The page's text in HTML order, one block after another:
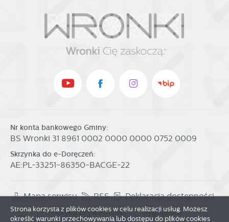
Nr konta bankowego Gminy:
BS Wronki 31 8961 0002 0000 0000 0752 0009
Skrzynka do e-Doręczeń:
AE:PL-33251-86350-BACGE-22
Mapa serwisu RSS
Deklaracja dostępności
Polityka prywatności
Sygnalista
Strona korzysta z plików cookies w celu realizacji usług. Możesz
określić warunki przechowywania lub dostępu do plików cookies